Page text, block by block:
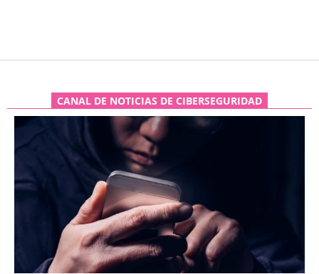
CANAL DE NOTICIAS DE CIBERSEGURIDAD